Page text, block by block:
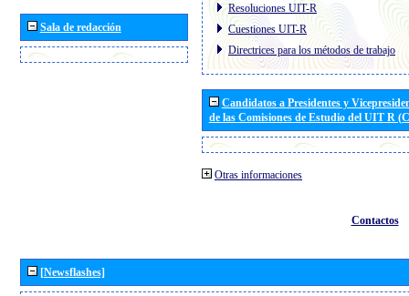
Sala de redacción
Resoluciones UIT-R
Cuestiones UIT-R
Directrices para los métodos de trabajo
Candidatos a Presidentes y
de las Comisiones de Estudio del UIT R
Otras informaciones
Contactos
[Newsflashes]